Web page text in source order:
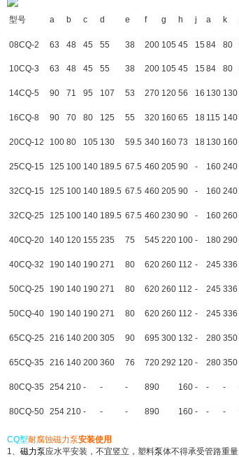
型号 a b c d e f g h j a k
08CQ-2 63 48 45 55 38 200 105 45 15 84 80
10CQ-3 63 48 45 55 38 200 105 45 15 84 80
14CQ-5 90 71 95 107 53 270 120 56 16 130 130
16CQ-8 90 70 80 125 55 320 160 65 18 115 140
20CQ-12 100 80 105 130 59.5 340 160 73 18 130 160
25CQ-15 125 100 140 189.5 67.5 460 205 90 - 160 240
32CQ-15 125 100 140 189.5 67.5 460 205 90 - 160 240
32CQ-25 125 100 140 189.5 67.5 460 230 90 - 160 260
40CQ-20 140 120 155 235 75 545 220 100 - 180 290
40CQ-32 190 140 190 271 80 620 260 112 - 245 336
50CQ-25 190 140 190 271 80 620 260 112 - 245 336
50CQ-40 190 140 190 271 80 620 260 112 - 245 336
65CQ-25 216 140 200 305 90 695 300 132 - 280 350
65CQ-35 216 140 200 360 76 720 292 120 - 280 350
80CQ-35 254 210 - - - 890 160 - - -
80CQ-50 254 210 - - - 890 160 - - -
CQ型耐腐蚀磁力泵安装使用
1、 磁力泵应水平安装，不宜竖立，塑料泵体不得承受管路重